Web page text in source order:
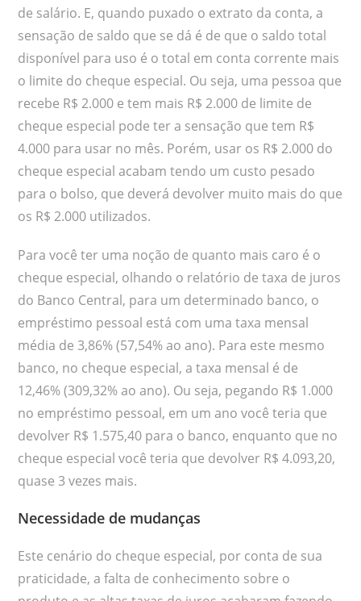
de salário. E, quando puxado o extrato da conta, a
sensação de saldo que se dá é de que o saldo total
disponível para uso é o total em conta corrente mais
o limite do cheque especial. Ou seja, uma pessoa que
recebe R$ 2.000 e tem mais R$ 2.000 de limite de
cheque especial pode ter a sensação que tem R$
4.000 para usar no mês. Porém, usar os R$ 2.000 do
cheque especial acabam tendo um custo pesado
para o bolso, que deverá devolver muito mais do que
os R$ 2.000 utilizados.
Para você ter uma noção de quanto mais caro é o
cheque especial, olhando o relatório de taxa de juros
do Banco Central, para um determinado banco, o
empréstimo pessoal está com uma taxa mensal
média de 3,86% (57,54% ao ano). Para este mesmo
banco, no cheque especial, a taxa mensal é de
12,46% (309,32% ao ano). Ou seja, pegando R$ 1.000
no empréstimo pessoal, em um ano você teria que
devolver R$ 1.575,40 para o banco, enquanto que no
cheque especial você teria que devolver R$ 4.093,20,
quase 3 vezes mais.
Necessidade de mudanças
Este cenário do cheque especial, por conta de sua
praticidade, a falta de conhecimento sobre o